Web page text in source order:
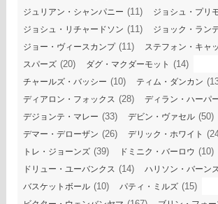
ジュリアン・シャンパニー (11) ジョシュ・プリ
ジョシュ・リチャードソン (11) ジョック・ラン
ジョー・ヴィースカンプ(11) ステフォン・キャ
スパーズ (20) ダグ・マクダーモット (14)
チャールズ・バッシー (10) ティム・ダンカン
ディアロン・フォックス (28) ディラン・ハーパ
デジョンテ・マレー (33) デビン・ヴァセル (50)
デマー・デローザン (26) デリック・ホワイト
トレ・ジョーンズ (39) ドミニク・バーロウ (10)
ドリュー・ユーバンクス (14) ハリソン・バーン
バスケットボール (10) パティ・ミルズ (15)